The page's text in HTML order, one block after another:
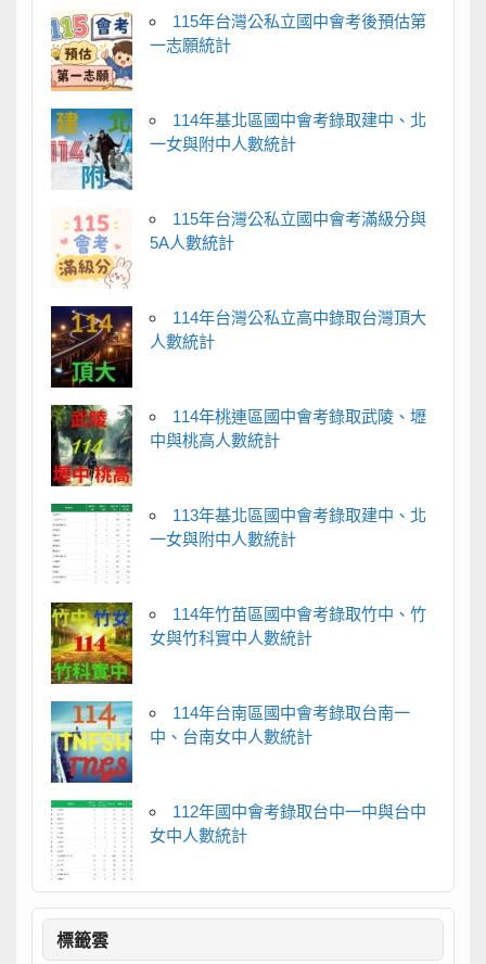
115年台灣公私立國中會考後預估第
一志願統計
114年基北區國中會考錄取建中、北
一女與附中人數統計
115年台灣公私立國中會考滿級分與
5A人數統計
114年台灣公私立高中錄取台灣頂大
人數統計
114年桃連區國中會考錄取武陵、壢
中與桃高人數統計
113年基北區國中會考錄取建中、北
一女與附中人數統計
114年竹苗區國中會考錄取竹中、竹
女與竹科實中人數統計
114年台南區國中會考錄取台南一
中、台南女中人數統計
112年國中會考錄取台中一中與台中
女中人數統計
標籤雲